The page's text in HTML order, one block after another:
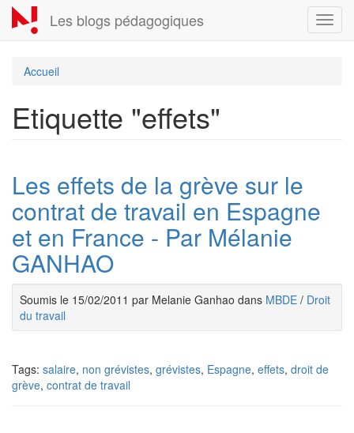
Aller
au
contenu
Les blogs pédagogiques
Accueil
Etiquette "effets"
Les effets de la grève sur le
contrat de travail en Espagne
et en France - Par Mélanie
GANHAO
Soumis le 15/02/2011 par Melanie Ganhao dans MBDE / Droit
du travail
Tags: salaire, non grévistes, grévistes, Espagne, effets, droit de
grève, contrat de travail